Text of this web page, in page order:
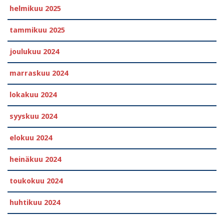
helmikuu 2025
tammikuu 2025
joulukuu 2024
marraskuu 2024
lokakuu 2024
syyskuu 2024
elokuu 2024
heinäkuu 2024
toukokuu 2024
huhtikuu 2024